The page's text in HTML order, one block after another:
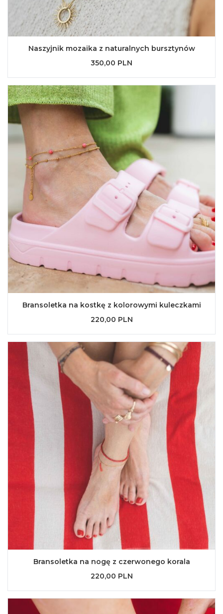
Naszyjnik mozaika z naturalnych bursztynów
350,00 PLN
Bransoletka na kostkę z kolorowymi kuleczkami
220,00 PLN
Bransoletka na nogę z czerwonego korala
220,00 PLN